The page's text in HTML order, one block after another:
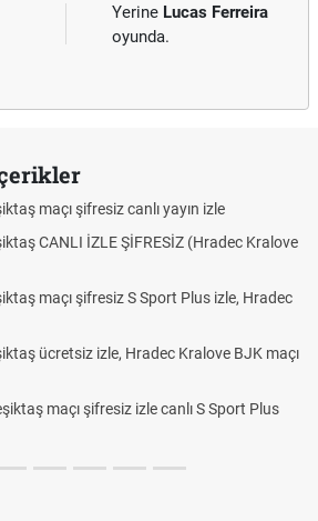
Yerine Lucas Ferreira
oyunda.
maçı şifresiz canlı yayın izle
CANLI İZLE ŞİFRESİZ (Hradec Kralove
maçı şifresiz S Sport Plus izle, Hradec
ücretsiz izle, Hradec Kralove BJK maçı
maçı şifresiz izle canlı S Sport Plus